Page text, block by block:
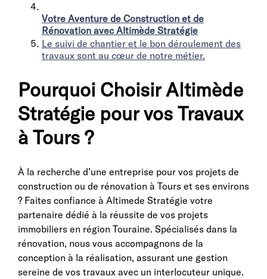
Votre Aventure de Construction et de
Rénovation avec Altimède Stratégie
Le suivi de chantier et le bon déroulement des
travaux sont au cœur de notre métier.
Pourquoi Choisir Altimède
Stratégie pour vos Travaux
à Tours ?
À la recherche d’une entreprise pour vos projets de
construction ou de rénovation à Tours et ses environs
? Faites confiance à Altimede Stratégie votre
partenaire dédié à la réussite de vos projets
immobiliers en région Touraine. Spécialisés dans la
rénovation, nous vous accompagnons de la
conception à la réalisation, assurant une gestion
sereine de vos travaux avec un interlocuteur unique.